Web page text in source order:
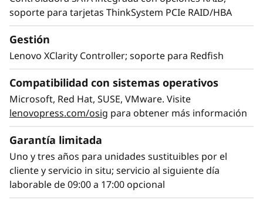
procesadores, memoria y almacenamiento de
que vaya creciendo”, que se traduce en un
mayor rendimiento del sistema para gestionar
generación. Con la integración de XClarity, la
integración es simple y estandarizada, lo que
reduce el tiempo de aprovisionamiento en
manuales. ThinkShield protege su negocio con
cada producto, desde el desarrollo hasta su
eliminación.
soporte para tarjetas ThinkSystem PCIe RAID/HBA
Gestión
Lenovo XClarity Controller; soporte para Redfish
Compatibilidad con sistemas operativos
Microsoft, Red Hat, SUSE, VMware. Visite
lenovopress.com/osig para obtener más información
Garantía limitada
Uno y tres años para unidades sustituibles por el
cliente y servicio in situ; servicio al siguiente día
laborable de 09:00 a 17:00 opcional